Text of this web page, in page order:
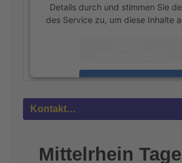
Details durch und stimmen Sie
des Service zu, um diese Inhalte
Akzeptieren
Kontakt…
Mittelrhein